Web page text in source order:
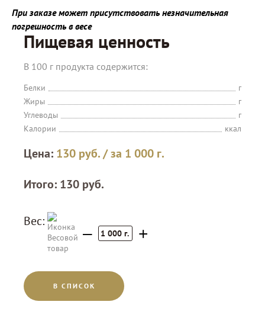
При заказе может присутствовать незначительная
погрешность в весе
Пищевая ценность
В 100 г продукта содержится:
Белки
г
Жиры
г
Углеводы
г
Калории
ккал
Цена: 130 руб./ за 1 000 г.
Итого: 130 руб.
Вес:
– 1 000 г. +
В СПИСОК